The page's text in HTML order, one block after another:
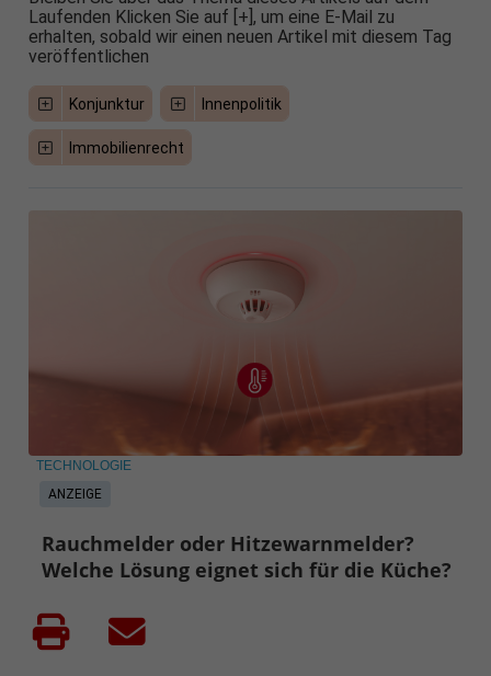
Laufenden Klicken Sie auf [+], um eine E-Mail zu
erhalten, sobald wir einen neuen Artikel mit diesem Tag
veröffentlichen
Konjunktur Innenpolitik
Immobilienrecht
ANZEIGE
TECHNOLOGIE
Rauchmelder oder Hitzewarnmelder?
Welche Lösung eignet sich für die Küche?